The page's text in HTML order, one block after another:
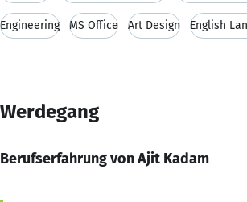
Engineering MS Office Art Design English
Werdegang
Berufserfahrung von Ajit Kadam